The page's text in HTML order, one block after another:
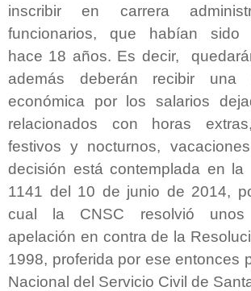
inscribir en carrera
funcionarios, que habían sido
hace 18 años. Es decir,
además deberán recibir una
económica por los salarios
relacionados con horas
festivos y nocturnos,
decisión está contemplada en la
1141 del 10 de junio de 2014,
cual la CNSC resolvió unos
apelación en contra de la
1998, proferida por ese entonces
Nacional del Servicio Civil de